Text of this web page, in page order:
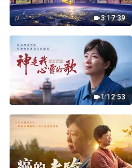
3:17:39
1:12:53